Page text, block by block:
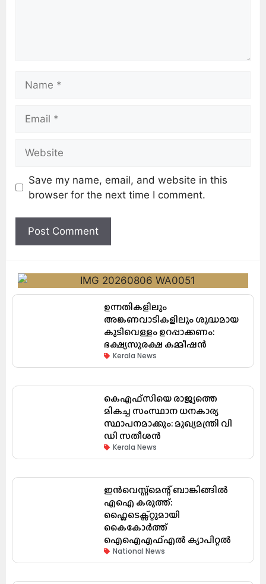
Save my name, email, and website in this
browser for the next time I comment.
ഉന്നതികളിലും
അങ്കണവാടികളിലും ശുദ്ധമായ
കുടിവെള്ളം ഉറപ്പാക്കണം:
ഭക്ഷ്യസുരക്ഷ കമ്മീഷൻ
Kerala News
കെഎഫ്‌സിയെ രാജ്യത്തെ
മികച്ച സംസ്ഥാന ധനകാര്യ
സ്ഥാപനമാക്കും: മുഖ്യമന്ത്രി വി
ഡി സതീശൻ
Kerala News
ഇൻവെസ്റ്റ്മെന്റ് ബാങ്കിങ്ങിൽ
എഐ കരുത്ത്:
ഫ്ലൈടെക്സ്റ്റുമായി
കൈകോർത്ത്
ഐഐഎഫ്എൽ ക്യാപിറ്റൽ
National News